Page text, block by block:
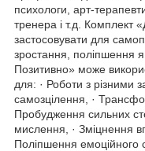
психологи, арт-
тренера і т.д. Комплект
застосовувати для
зростання, поліпшення
Позитивно» може
для: · Роботи з різними
самозцілення, ·
Пробудження сильних
мислення, · Зміцнення
Поліпшення емоційного